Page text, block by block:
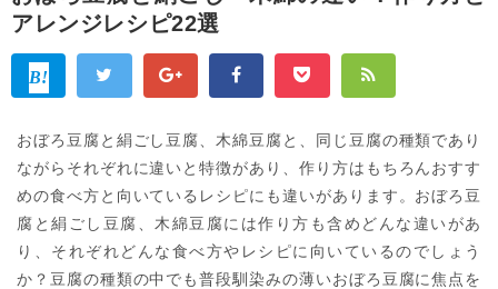
アレンジレシピ22選
おぼろ豆腐と絹ごし豆腐、木綿豆腐と、同じ豆腐の種類であり
ながらそれぞれに違いと特徴があり、作り方はもちろんおすす
めの食べ方と向いているレシピにも違いがあります。おぼろ豆
腐と絹ごし豆腐、木綿豆腐には作り方も含めどんな違いがあ
り、それぞれどんな食べ方やレシピに向いているのでしょう
か？豆腐の種類の中でも普段馴染みの薄いおぼろ豆腐に焦点を